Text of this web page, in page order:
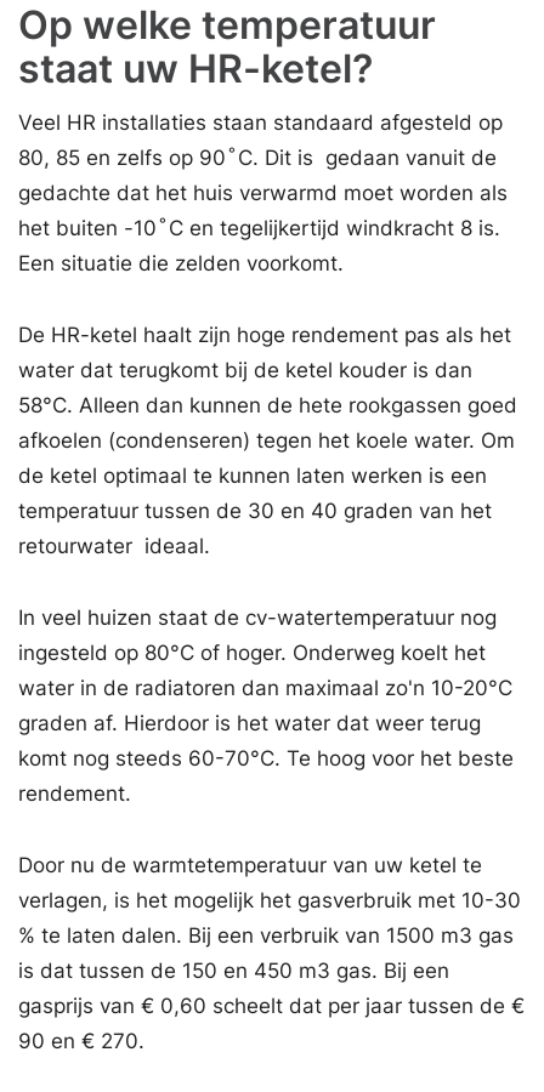
Op welke temperatuur
staat uw HR-ketel?
Veel HR installaties staan standaard afgesteld op
80, 85 en zelfs op 90 ̊C. Dit is gedaan vanuit de
gedachte dat het huis verwarmd moet worden als
het buiten -10 ̊C en tegelijkertijd windkracht 8 is.
Een situatie die zelden voorkomt.
De HR-ketel haalt zijn hoge rendement pas als het
water dat terugkomt bij de ketel kouder is dan
58°C. Alleen dan kunnen de hete rookgassen goed
afkoelen (condenseren) tegen het koele water. Om
de ketel optimaal te kunnen laten werken is een
temperatuur tussen de 30 en 40 graden van het
retourwater ideaal.
In veel huizen staat de cv-watertemperatuur nog
ingesteld op 80°C of hoger. Onderweg koelt het
water in de radiatoren dan maximaal zo'n 10-20°C
graden af. Hierdoor is het water dat weer terug
komt nog steeds 60-70°C. Te hoog voor het beste
rendement.
Door nu de warmtetemperatuur van uw ketel te
verlagen, is het mogelijk het gasverbruik met 10-30
% te laten dalen. Bij een verbruik van 1500 m3 gas
is dat tussen de 150 en 450 m3 gas. Bij een
gasprijs van € 0,60 scheelt dat per jaar tussen de €
90 en € 270.